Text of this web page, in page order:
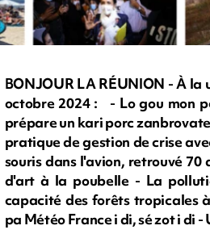
BONJOUR LA RÉUNION - À la
octobre 2024 : - Lo gou mon
prépare un kari porc
pratique de gestion de crise
souris dans l'avion, retrouvé 70
d'art à la poubelle - La
capacité des forêts tropicales
pa Météo France i di, sé zot i di